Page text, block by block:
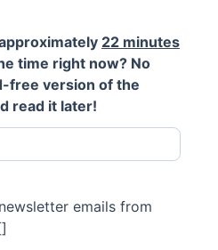
22 minutes
time right now? No
free version of the
read it later!
emails from